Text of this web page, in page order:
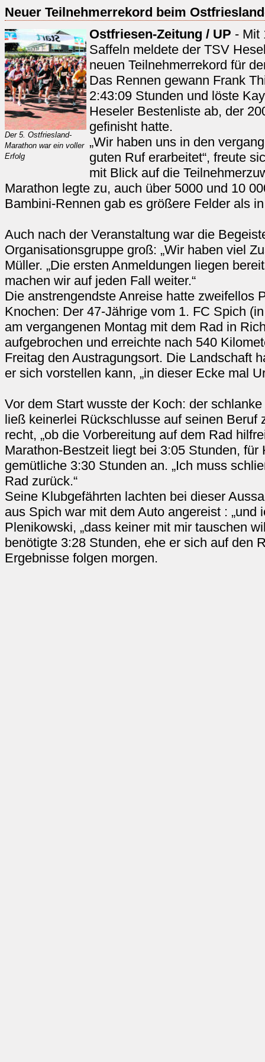
Neuer Teilnehmerrekord beim
Der 5. Ostfriesland-
Marathon war ein voller
Erfolg
Ostfriesen-Zeitung / UP - Mit
Saffeln meldete der TSV
neuen Teilnehmerrekord für
Das Rennen gewann Frank
2:43:09 Stunden und löste
Heseler Bestenliste ab, der
gefinisht hatte.
„Wir haben uns in den
guten Ruf erarbeitet“, freute
mit Blick auf die
Marathon legte zu, auch über 5000 und 10
Bambini-Rennen gab es größere Felder als
Auch nach der Veranstaltung war die
Organisationsgruppe groß: „Wir haben viel
Müller. „Die ersten Anmeldungen liegen
machen wir auf jeden Fall weiter.“
Die anstrengendste Anreise hatte zweifellos
Knochen: Der 47-Jährige vom 1. FC Spich
am vergangenen Montag mit dem Rad in
aufgebrochen und erreichte nach 540
Freitag den Austragungsort. Die Landschaft
er sich vorstellen kann, „in dieser Ecke mal
Vor dem Start wusste der Koch: der
ließ keinerlei Rückschlusse auf seinen Beruf
recht, „ob die Vorbereitung auf dem Rad
Marathon-Bestzeit liegt bei 3:05 Stunden, für
gemütliche 3:30 Stunden an. „Ich muss
Rad zurück.“
Seine Klubgefährten lachten bei dieser
aus Spich war mit dem Auto angereist : „und
Plenikowski, „dass keiner mit mir tauschen
benötigte 3:28 Stunden, ehe er sich auf den
Ergebnisse folgen morgen.